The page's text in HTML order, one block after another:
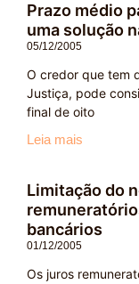
Prazo médio
uma solução
05/12/2005
O credor que tem
Justiça, pode
final de oito
Leia mais
Limitação do
bancários
01/12/2005
Os juros